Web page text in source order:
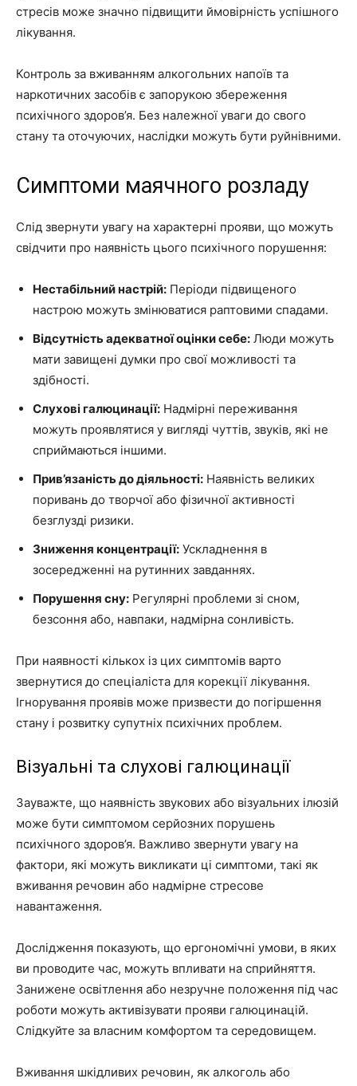
стресів може значно підвищити ймовірність успішного
лікування.
Контроль за вживанням алкогольних напоїв та
наркотичних засобів є запорукою збереження
психічного здоров’я. Без належної уваги до свого
стану та оточуючих, наслідки можуть бути руйнівними.
Симптоми маячного розладу
Слід звернути увагу на характерні прояви, що можуть
свідчити про наявність цього психічного порушення:
Нестабільний настрій: Періоди підвищеного
настрою можуть змінюватися раптовими спадами.
Відсутність адекватної оцінки себе: Люди можуть
мати завищені думки про свої можливості та
здібності.
Слухові галюцинації: Надмірні переживання
можуть проявлятися у вигляді чуттів, звуків, які не
сприймаються іншими.
Прив’язаність до діяльності: Наявність великих
поривань до творчої або фізичної активності
безглузді ризики.
Зниження концентрації: Ускладнення в
зосередженні на рутинних завданнях.
Порушення сну: Регулярні проблеми зі сном,
безсоння або, навпаки, надмірна сонливість.
При наявності кількох із цих симптомів варто
звернутися до спеціаліста для корекції лікування.
Ігнорування проявів може призвести до погіршення
стану і розвитку супутніх психічних проблем.
Візуальні та слухові галюцинації
Зауважте, що наявність звукових або візуальних ілюзій
може бути симптомом серйозних порушень
психічного здоров’я. Важливо звернути увагу на
фактори, які можуть викликати ці симптоми, такі як
вживання речовин або надмірне стресове
навантаження.
Дослідження показують, що ергономічні умови, в яких
ви проводите час, можуть впливати на сприйняття.
Занижене освітлення або незручне положення під час
роботи можуть активізувати прояви галюцинацій.
Слідкуйте за власним комфортом та середовищем.
Вживання шкідливих речовин, як алкоголь або